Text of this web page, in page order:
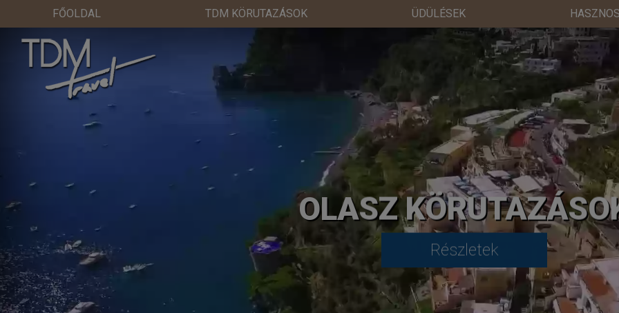
FŐOLDAL TDM KÖRUTAZÁSOK ÜDÜLÉSEK
OLASZ
Részletek